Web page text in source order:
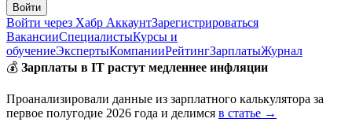
Войти
Войти через Хабр АккаунтЗарегистрироваться
ВакансииСпециалистыКурсы и
обучениеЭкспертыКомпанииРейтингЗарплатыЖурнал
💰 Зарплаты в IT растут медленнее инфляции
Проанализировали данные из зарплатного калькулятора за
первое полугодие 2026 года и делимся в статье →